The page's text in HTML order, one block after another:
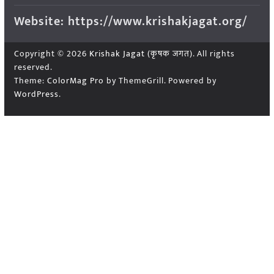
Website: https://www.krishakjagat.org/
Copyright © 2026 Krishak Jagat (कृषक जगत). All rights
reserved.
Theme: ColorMag Pro by ThemeGrill. Powered by
WordPress.